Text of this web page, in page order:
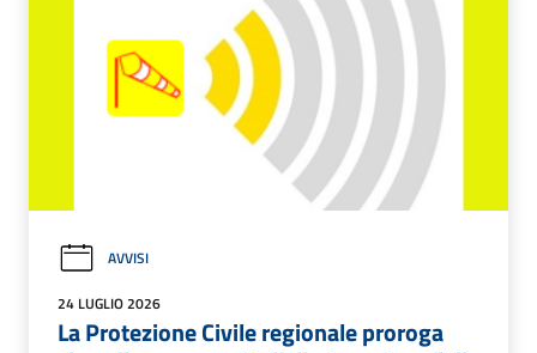
AVVISI
24 LUGLIO 2026
La Protezione Civile regionale proroga